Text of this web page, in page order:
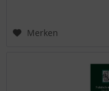
Merken